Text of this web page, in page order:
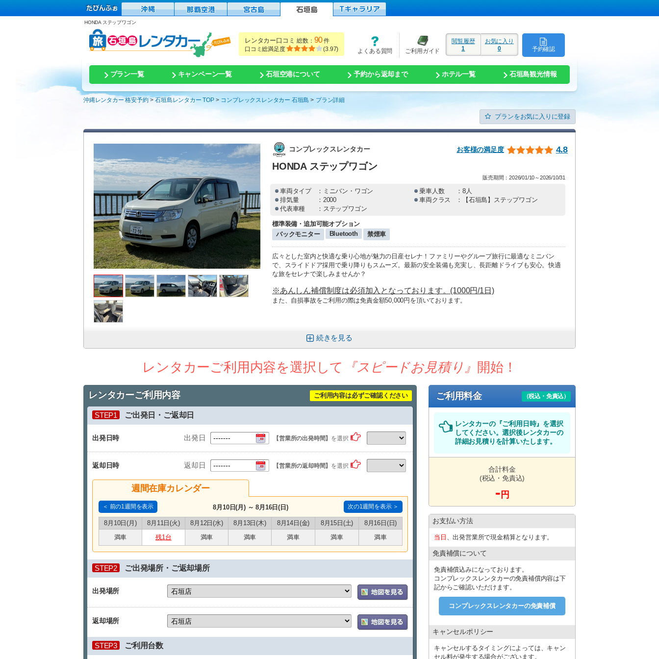
HONDA ステップワゴン
レンタカー口コミ 総数： 90件
口コミ総満足度
(3.97) 予約確認
閲覧履歴
1
お気に入り
0
よくある質問 ご利用ガイド
プラン一覧 キャンペーン一覧 石垣空港について 予約から返却まで ホテル一覧 石垣島観光情報
沖縄レンタカー 格安予約 石垣島レンタカー TOP コンプレックスレンタカー 石垣島 プラン詳細
プランをお気に入りに登録
お客様の満足度 4.8
コンプレックスレンタカー
HONDA ステップワゴン
販売期間：2026/01/10～2026/10/31
車両タイプ ：ミニバン・ワゴン 乗車人数
：8人
排気量
：2000 車両クラス
：【石垣島】ステップワゴン
代表車種
：ステップワゴン
標準装備・追加可能オプション
バックモニター
Bluetooth 禁煙車
広々とした室内と快適な乗り心地が魅力の日産セレナ！ファミリーやグループ旅行に最適なミニバン
で、スライドドア採用で乗り降りもスムーズ。最新の安全装備も充実し、長距離ドライブも安心。快適
な旅をセレナで楽しみませんか？
※あんしん補償制度は必須加入となっております。(1000円/1日)
また、自損事故をご利用の際は免責金額50,000円を頂いております。
続きを
レンタカーご利用内容を選択して 『スピードお見積り』 開始！
レンタカーご利用内容 ご利用内容は必ずご確認ください
STEP1 ご出発日・ご返却日
出発日時 出発日 【営業所の出発時間】 を選択
返却日時 返却日 【営業所の返却時間】 を選択
週間在庫カレンダー
＜ 前の1週間を表示 次の1週間を表示 ＞
8月10日(月) ～ 8月16日(日)
8月10日(月) 8月11日(火) 8月12日(水) 8月13日(木) 8月14日(金) 8月15日(土)
8月16日(日)
満車
残1台 満車 満車 満車 満車 満車
STEP2 ご出発場所・ご返却場所
出発場所
返却場所
STEP3 ご利用台数
ご利用料金 （税込・免責込）
レンタカーの『ご利用日時』を選択
してください。選択後レンタカーの
詳細お見積りを計算いたします。
合計料金
(税込・免責込)
- 円
お支払い方法
当日 、出発営業所で現金精算となります。
免責補償について
免責補償込みになっております。
コンプレックスレンタカーの免責補償内容は下
記からご確認いただけます。
コンプレックスレンタカーの免責補償
キャンセルポリシー
キャンセルするタイミングによっては、キャン
セル料が発生する場合がございます。